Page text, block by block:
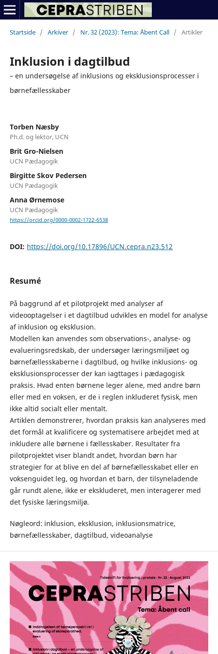
Startside / Arkiver / Nr. 32 (2023): Tema: Åbent Call / Artikler
Inklusion i dagtilbud
– en undersøgelse af inklusions og eksklusionsprocesser i
børnefællesskaber
Torben Næsby
Ph.d. og lektor, UCN
Brit Gro-Nielsen
UCN Pædagogik
Birgitte Skov Pedersen
UCN Pædagogik
Anna Ørnemose
UCN Pædagogik
https://orcid.org/0000-0002-1722-6538
DOI: https://doi.org/10.17896/UCN.cepra.n23.512
Resumé
På baggrund af et pilotprojekt med analyser af
videooptagelser i et dagtilbud udvikles en model for analyse
af inklusion og eksklusion.
Modellen kan anvendes som observations-, analyse- og
evalueringsredskab, der undersøger læringsmiljøet og
børnefællesskaberne i dagtilbud, og hvilke inklusions- og
eksklusionsprocesser der kan iagttages i pædagogisk
praksis. Hvad enten børnene leger alene, med andre børn
eller med en voksen, er de i reglen inkluderet fysisk, men
ikke altid socialt eller mentalt.
Artiklen demonstrerer, hvordan praksis kan analyseres med
det formål at kvalificere og systematisere arbejdet med at
inkludere alle børnene i fællesskaber. Resultater fra
pilotprojektet viser blandt andet, hvordan børn har
strategier for at blive en del af børnefællesskabet eller en
voksenguidet leg, og hvordan et barn, der tilsyneladende
går rundt alene, ikke er ekskluderet, men interagerer med
det fysiske læringsmiljø.
Nøgleord: inklusion, eksklusion, inklusionsmatrice,
børnefællesskaber, dagtilbud, videoanalyse